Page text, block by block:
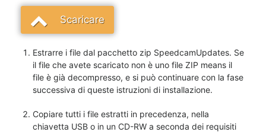
Scaricare
Estrarre i file dal pacchetto zip SpeedcamUpdates. Se
il file che avete scaricato non è uno file ZIP means il
file è già decompresso, e si può continuare con la fase
successiva di queste istruzioni di installazione.
Copiare tutti i file estratti in precedenza, nella
chiavetta USB o in un CD-RW a seconda dei requisiti